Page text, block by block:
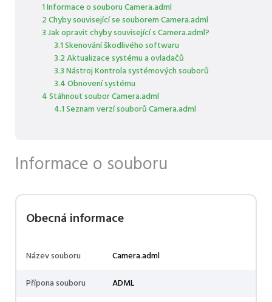
1 Informace o souboru Camera.adml
2 Chyby související se souborem Camera.adml
3 Jak opravit chyby související s Camera.adml?
3.1 Skenování škodlivého softwaru
3.2 Aktualizace systému a ovladačů
3.3 Nástroj Kontrola systémových souborů
3.4 Obnovení systému
4 Stáhnout soubor Camera.adml
4.1 Seznam verzí souborů Camera.adml
Informace o souboru
Obecná informace
Název souboru
Camera.adml
Přípona souboru
ADML